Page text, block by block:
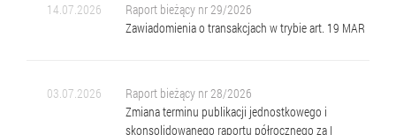
14.07.2026
Raport bieżący nr 29/2026
Zawiadomienia o transakcjach w trybie art. 19 MAR
03.07.2026
Raport bieżący nr 28/2026
Zmiana terminu publikacji jednostkowego i
skonsolidowanego raportu półrocznego za I